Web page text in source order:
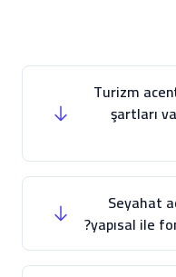
Turizm
şartları
Seyahat
yapısal ile